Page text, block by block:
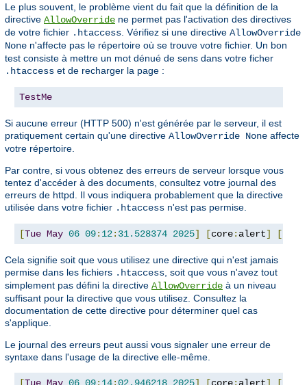
Le plus souvent, le problème vient du fait que la définition de la
directive AllowOverride ne permet pas l'activation des directives
de votre fichier .htaccess . Vérifiez si une directive AllowOverride
None n'affecte pas le répertoire où se trouve votre fichier. Un bon
test consiste à mettre un mot dénué de sens dans votre ficher
.htaccess et de recharger la page :
TestMe
Si aucune erreur (HTTP 500) n'est générée par le serveur, il est
pratiquement certain qu'une directive AllowOverride None affecte
votre répertoire.
Par contre, si vous obtenez des erreurs de serveur lorsque vous
tentez d'accéder à des documents, consultez votre journal des
erreurs de httpd. Il vous indiquera probablement que la directive
utilisée dans votre fichier .htaccess n'est pas permise.
[Tue May 06 09: 12: 31.528374 2025] [core: alert] [
Cela signifie soit que vous utilisez une directive qui n'est jamais
permise dans les fichiers .htaccess , soit que vous n'avez tout
simplement pas défini la directive AllowOverride à un niveau
suffisant pour la directive que vous utilisez. Consultez la
documentation de cette directive pour déterminer quel cas
s'applique.
Le journal des erreurs peut aussi vous signaler une erreur de
syntaxe dans l'usage de la directive elle-même.